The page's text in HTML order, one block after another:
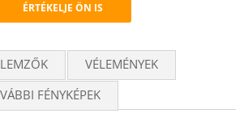
Recommend
ÉRTÉKELJE ÖN IS
VÉLEMÉNYEK
FÉNYKÉPEK